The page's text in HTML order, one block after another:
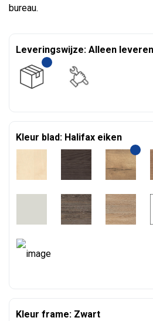
bureau.
Leveringswijze: Alleen leveren
Kleur blad: Halifax eiken
Kleur frame: Zwart